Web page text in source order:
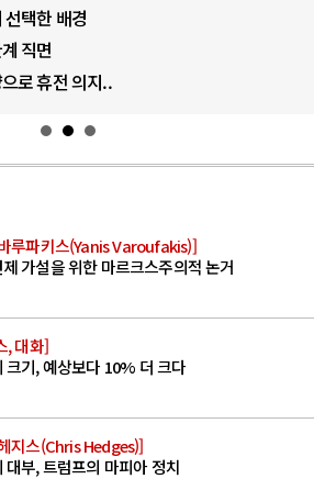
새로운 글로..
센터 확산..
를 잠식하고 ..
루파키스(Yanis Varoufakis)]
가설을 위한 마르크스주의적 논거
, 대화]
크기, 예상보다 10% 더 크다
지스(Chris Hedges)]
대부, 트럼프의 마피아 정치